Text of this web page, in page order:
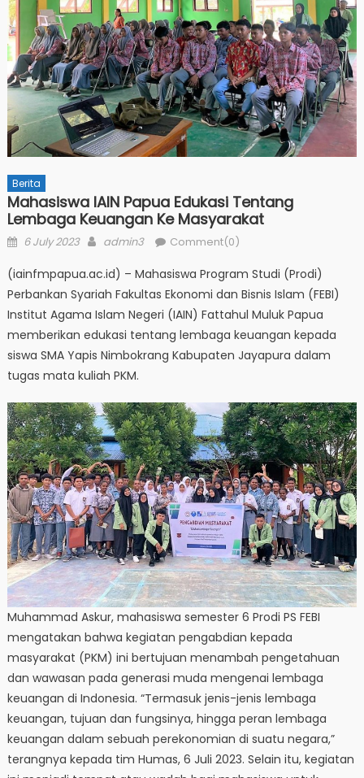
Berita
Mahasiswa IAIN Papua Edukasi Tentang
Lembaga Keuangan Ke Masyarakat
Posted
6 July 2023 Author
admin3 Comment(0)
(iainfmpapua.ac.id) – Mahasiswa Program Studi (Prodi)
Perbankan Syariah Fakultas Ekonomi dan Bisnis Islam (FEBI)
Institut Agama Islam Negeri (IAIN) Fattahul Muluk Papua
memberikan edukasi tentang lembaga keuangan kepada
siswa SMA Yapis Nimbokrang Kabupaten Jayapura dalam
tugas mata kuliah PKM.
Muhammad Askur, mahasiswa semester 6 Prodi PS FEBI
mengatakan bahwa kegiatan pengabdian kepada
masyarakat (PKM) ini bertujuan menambah pengetahuan
dan wawasan pada generasi muda mengenai lembaga
keuangan di Indonesia. “Termasuk jenis-jenis lembaga
keuangan, tujuan dan fungsinya, hingga peran lembaga
keuangan dalam sebuah perekonomian di suatu negara,”
terangnya kepada tim Humas, 6 Juli 2023. Selain itu, kegiatan